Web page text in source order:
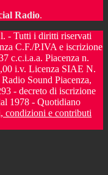
Radio.
- Tutti i diritti riservati
C.F./P.IVA e iscrizione
c.c.i.a.a. Piacenza n.
i.v. Licenza SIAE N.
Sound Piacenza,
- decreto di iscrizione
1978 - Quotidiano
condizioni e contributi